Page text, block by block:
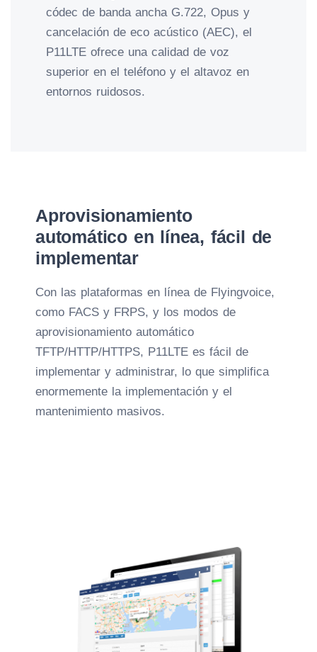
códec de banda ancha G.722, Opus y
cancelación de eco acústico (AEC), el
P11LTE ofrece una calidad de voz
superior en el teléfono y el altavoz en
entornos ruidosos.
Aprovisionamiento
automático en línea, fácil de
implementar
Con las plataformas en línea de Flyingvoice,
como FACS y FRPS, y los modos de
aprovisionamiento automático
TFTP/HTTP/HTTPS, P11LTE es fácil de
implementar y administrar, lo que simplifica
enormemente la implementación y el
mantenimiento masivos.